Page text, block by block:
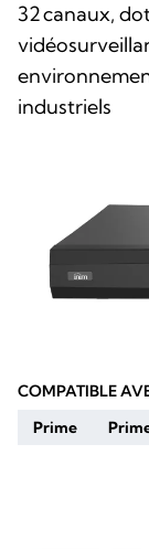
32 canaux,
industriels
COMPATIBLE
Prime